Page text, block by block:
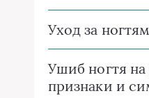
Уход за
Ушиб ногтя на
признаки и